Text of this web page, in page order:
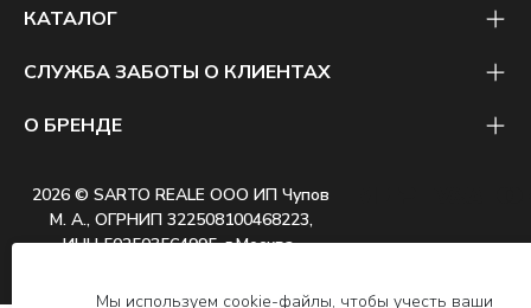
Мы используем cookie-файлы, чтобы учесть ваши
КАТАЛОГ
СЛУЖБА ЗАБОТЫ О КЛИЕНТАХ
О БРЕНДЕ
2026 © SARTO REALE ООО ИП Чупов
М. А., ОГРНИП 322508100468223,
ИНН 502503564995, г.Москва